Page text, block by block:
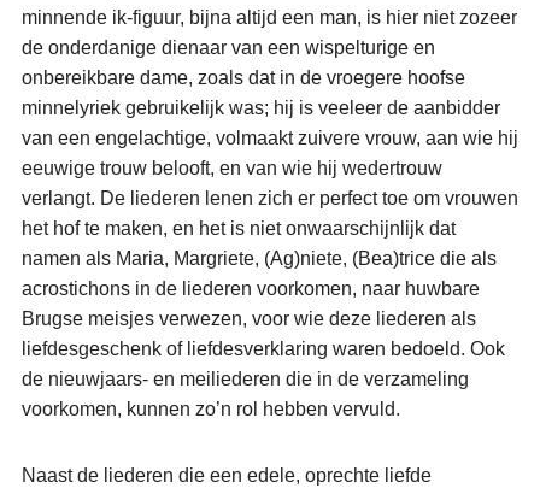
minnende ik-figuur, bijna altijd een man, is hier niet zozeer
de onderdanige dienaar van een wispelturige en
onbereikbare dame, zoals dat in de vroegere hoofse
minnelyriek gebruikelijk was; hij is veeleer de aanbidder
van een engelachtige, volmaakt zuivere vrouw, aan wie hij
eeuwige trouw belooft, en van wie hij wedertrouw
verlangt. De liederen lenen zich er perfect toe om vrouwen
het hof te maken, en het is niet onwaarschijnlijk dat
namen als Maria, Margriete, (Ag)niete, (Bea)trice die als
acrostichons in de liederen voorkomen, naar huwbare
Brugse meisjes verwezen, voor wie deze liederen als
liefdesgeschenk of liefdesverklaring waren bedoeld. Ook
de nieuwjaars- en meiliederen die in de verzameling
voorkomen, kunnen zo’n rol hebben vervuld.
Naast de liederen die een edele, oprechte liefde